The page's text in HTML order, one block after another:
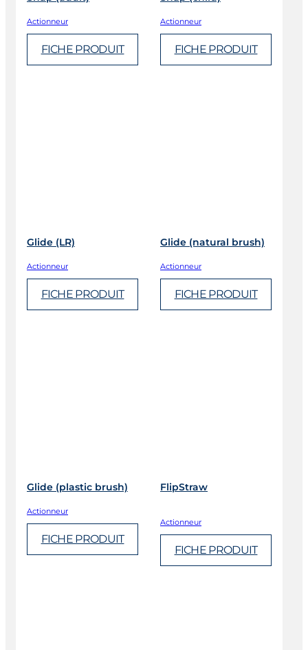
Actionneur
FICHE PRODUIT
Actionneur
FICHE PRODUIT
Glide (LR)
Actionneur
FICHE PRODUIT
Glide (natural brush)
Actionneur
FICHE PRODUIT
Glide (plastic brush)
Actionneur
FICHE PRODUIT
FlipStraw
Actionneur
FICHE PRODUIT